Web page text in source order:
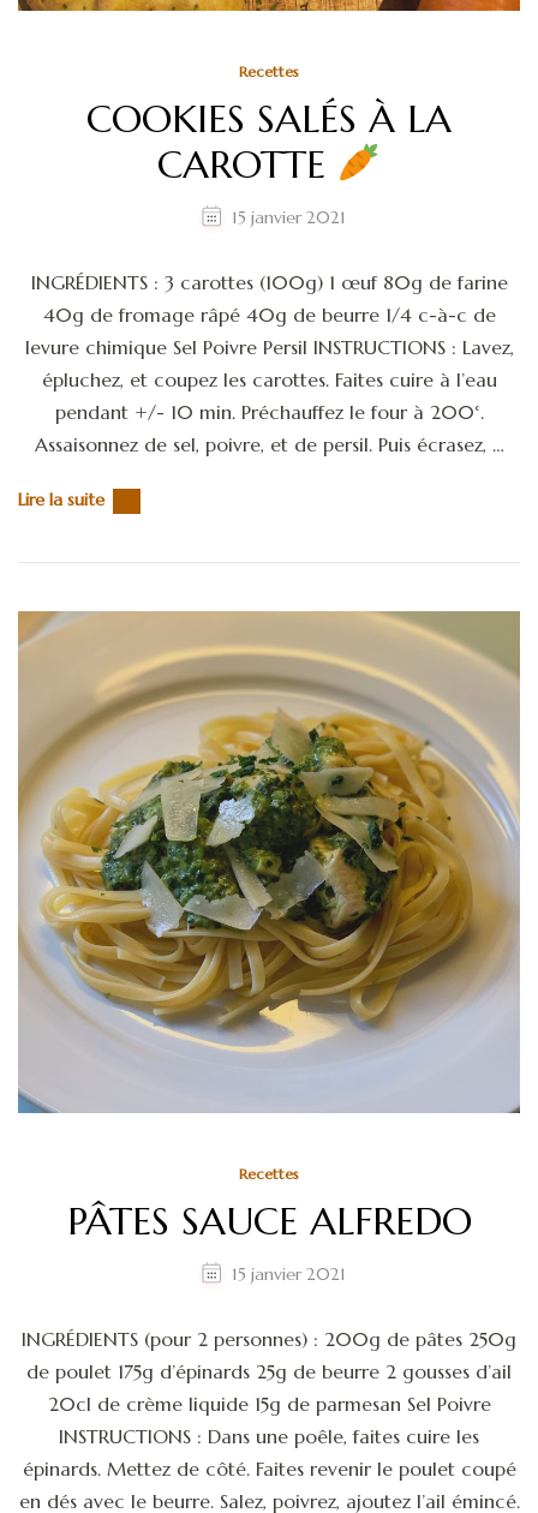
Recettes
COOKIES SALÉS À LA
CAROTTE
15 janvier 2021
INGRÉDIENTS : 3 carottes (100g) 1 œuf 80g de farine
40g de fromage râpé 40g de beurre 1/4 c-à-c de
levure chimique Sel Poivre Persil INSTRUCTIONS : Lavez,
épluchez, et coupez les carottes. Faites cuire à l’eau
pendant +/- 10 min. Préchauffez le four à 200°.
Assaisonnez de sel, poivre, et de persil. Puis écrasez, …
Lire la suite
Recettes
PÂTES SAUCE ALFREDO
15 janvier 2021
INGRÉDIENTS (pour 2 personnes) : 200g de pâtes 250g
de poulet 175g d’épinards 25g de beurre 2 gousses d’ail
20cl de crème liquide 15g de parmesan Sel Poivre
INSTRUCTIONS : Dans une poêle, faites cuire les
épinards. Mettez de côté. Faites revenir le poulet coupé
en dés avec le beurre. Salez, poivrez, ajoutez l’ail émincé.